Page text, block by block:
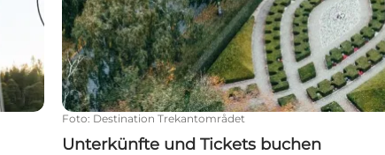
Foto: Destination Trekantområdet
Unterkünfte und Tickets buchen